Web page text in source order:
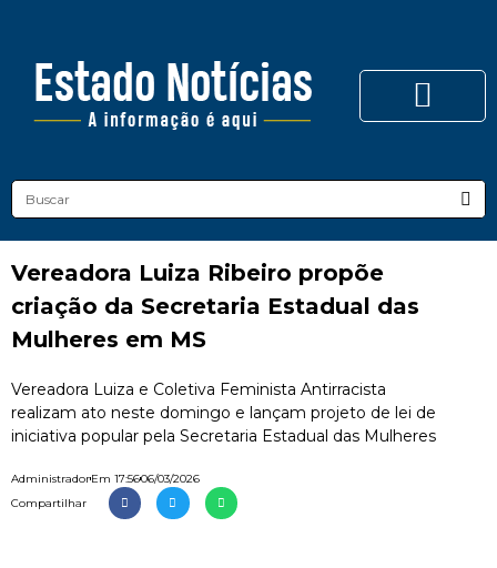
Vereadora Luiza Ribeiro propõe
criação da Secretaria Estadual das
Mulheres em MS
Vereadora Luiza e Coletiva Feminista Antirracista
realizam ato neste domingo e lançam projeto de lei de
iniciativa popular pela Secretaria Estadual das Mulheres
AdministradorEm 17:5606/03/2026
Compartilhar